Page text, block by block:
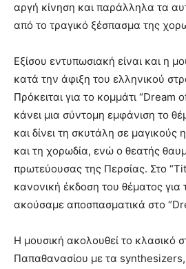
αργή κίνηση και παράλληλα τα
από το τραγικό ξέσπασμα της
Εξίσου εντυπωσιακή είναι και η
κατά την άφιξη του ελληνικού
Πρόκειται για το κομμάτι “Dream
κάνει μια σύντομη εμφάνιση το
και δίνει τη σκυτάλη σε μαγικούς
και τη χορωδία, ενώ ο θεατής
πρωτεύουσας της Περσίας. Στο
κανονική έκδοση του θέματος
ακούσαμε αποσπασματικά στο
Η μουσική ακολουθεί το κλασικό
Παπαθανασίου με τα synthesizers,